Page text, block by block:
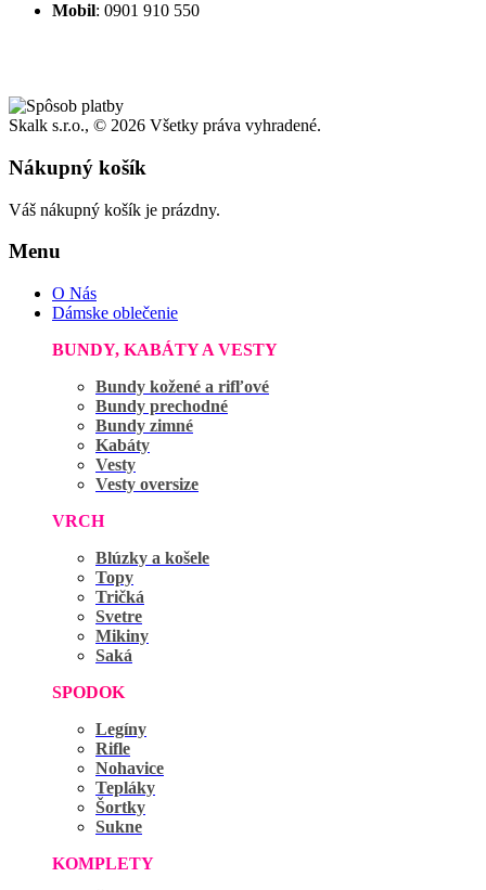
Mobil: 0901 910 550
Skalk s.r.o., © 2026 Všetky práva vyhradené.
Nákupný košík
Váš nákupný košík je prázdny.
Menu
O Nás
Dámske oblečenie
BUNDY, KABÁTY A VESTY
Bundy kožené a rifľové
Bundy prechodné
Bundy zimné
Kabáty
Vesty
Vesty oversize
VRCH
Blúzky a košele
Topy
Tričká
Svetre
Mikiny
Saká
SPODOK
Legíny
Rifle
Nohavice
Tepláky
Šortky
Sukne
KOMPLETY